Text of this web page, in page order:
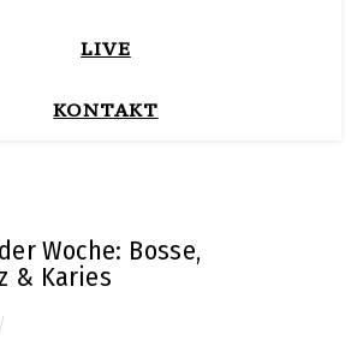
LIVE
KONTAKT
Woche: Bosse,
& Karies
/